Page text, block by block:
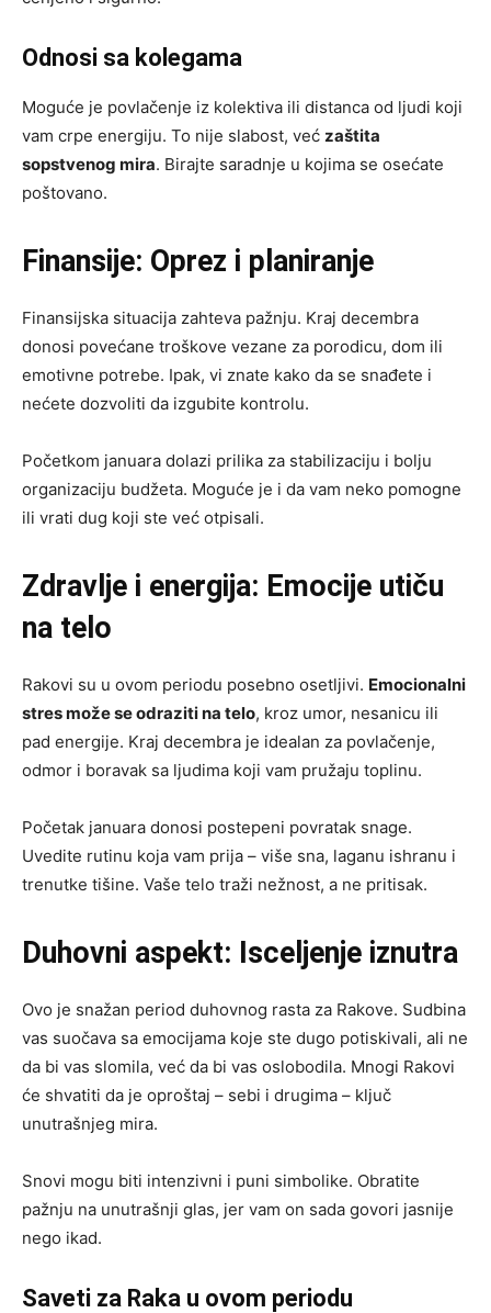
Odnosi sa kolegama
Moguće je povlačenje iz kolektiva ili distanca od ljudi koji
vam crpe energiju. To nije slabost, već zaštita
sopstvenog mira. Birajte saradnje u kojima se osećate
poštovano.
Finansije: Oprez i planiranje
Finansijska situacija zahteva pažnju. Kraj decembra
donosi povećane troškove vezane za porodicu, dom ili
emotivne potrebe. Ipak, vi znate kako da se snađete i
nećete dozvoliti da izgubite kontrolu.
Početkom januara dolazi prilika za stabilizaciju i bolju
organizaciju budžeta. Moguće je i da vam neko pomogne
ili vrati dug koji ste već otpisali.
Zdravlje i energija: Emocije utiču
na telo
Rakovi su u ovom periodu posebno osetljivi. Emocionalni
stres može se odraziti na telo, kroz umor, nesanicu ili
pad energije. Kraj decembra je idealan za povlačenje,
odmor i boravak sa ljudima koji vam pružaju toplinu.
Početak januara donosi postepeni povratak snage.
Uvedite rutinu koja vam prija – više sna, laganu ishranu i
trenutke tišine. Vaše telo traži nežnost, a ne pritisak.
Duhovni aspekt: Isceljenje iznutra
Ovo je snažan period duhovnog rasta za Rakove. Sudbina
vas suočava sa emocijama koje ste dugo potiskivali, ali ne
da bi vas slomila, već da bi vas oslobodila. Mnogi Rakovi
će shvatiti da je oproštaj – sebi i drugima – ključ
unutrašnjeg mira.
Snovi mogu biti intenzivni i puni simbolike. Obratite
pažnju na unutrašnji glas, jer vam on sada govori jasnije
nego ikad.
Saveti za Raka u ovom periodu